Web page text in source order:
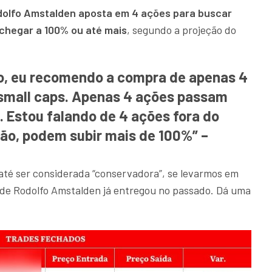
Amstalden aposta em 4 ações para buscar
a 100% ou até mais, segundo a projeção do
eu recomendo a compra de apenas 4
caps. Apenas 4 ações passam
falando de 4 ações fora do
podem subir mais de 100%” –
ser considerada “conservadora”, se levarmos em
Rodolfo Amstalden já entregou no passado. Dá uma